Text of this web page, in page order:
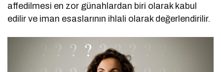
affedilmesi en zor günahlardan biri olarak kabul
edilir ve iman esaslarının ihlali olarak değerlendirilir.